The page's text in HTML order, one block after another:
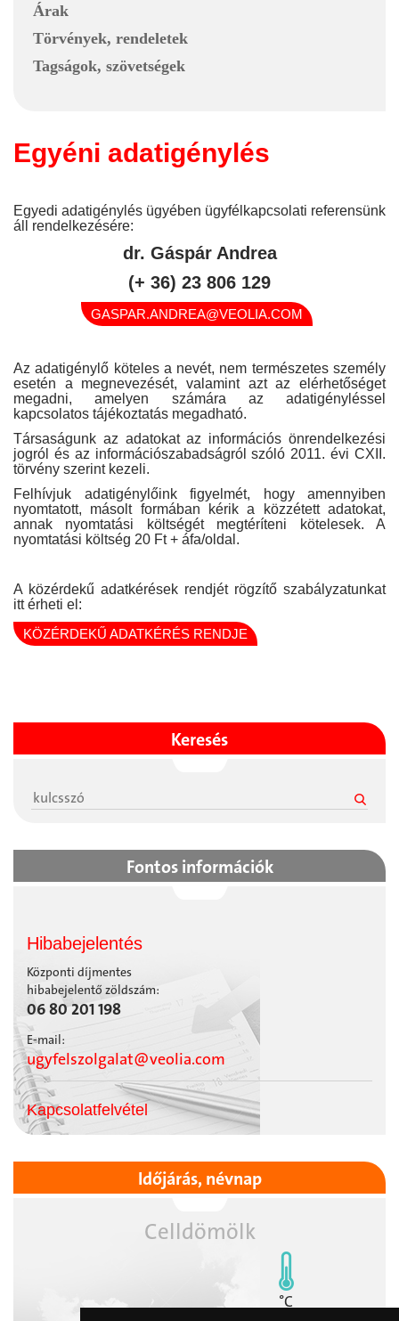
Árak
Törvények, rendeletek
Tagságok, szövetségek
Egyéni adatigénylés
Egyedi adatigénylés ügyében ügyfélkapcsolati referensünk
áll rendelkezésére:
dr. Gáspár Andrea
(+ 36) 23 806 129
GASPAR.ANDREA@VEOLIA.COM
Az adatigénylő köteles a nevét, nem természetes személy
esetén a megnevezését, valamint azt az elérhetőséget
megadni, amelyen számára az adatigényléssel
kapcsolatos tájékoztatás megadható.
Társaságunk az adatokat az információs önrendelkezési
jogról és az információszabadságról szóló 2011. évi CXII.
törvény szerint kezeli.
Felhívjuk adatigénylőink figyelmét, hogy amennyiben
nyomtatott, másolt formában kérik a közzétett adatokat,
annak nyomtatási költségét megtéríteni kötelesek. A
nyomtatási költség 20 Ft + áfa/oldal.
A közérdekű adatkérések rendjét rögzítő szabályzatunkat
itt érheti el:
KÖZÉRDEKŰ ADATKÉRÉS RENDJE
Keresés
Fontos információk
Hibabejelentés
Központi díjmentes
hibabejelentő zöldszám:
06 80 201 198
E-mail:
ugyfelszolgalat@veolia.com
Kapcsolatfelvétel
Időjárás, névnap
Celldömölk
°C